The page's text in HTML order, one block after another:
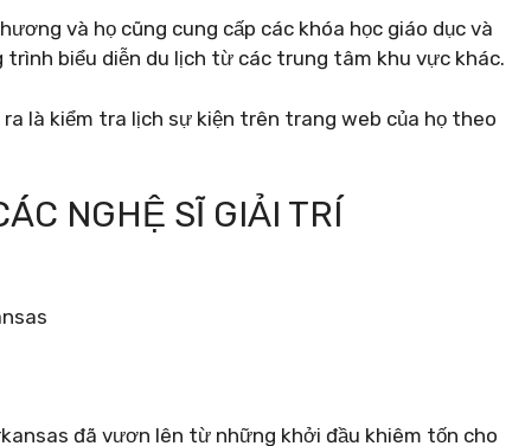
và họ cũng cung cấp các khóa học giáo dục và
biểu diễn du lịch từ các trung tâm khu vực khác.
là kiểm tra lịch sự kiện trên trang web của họ theo
NGHỆ SĨ GIẢI TRÍ
đã vươn lên từ những khởi đầu khiêm tốn cho